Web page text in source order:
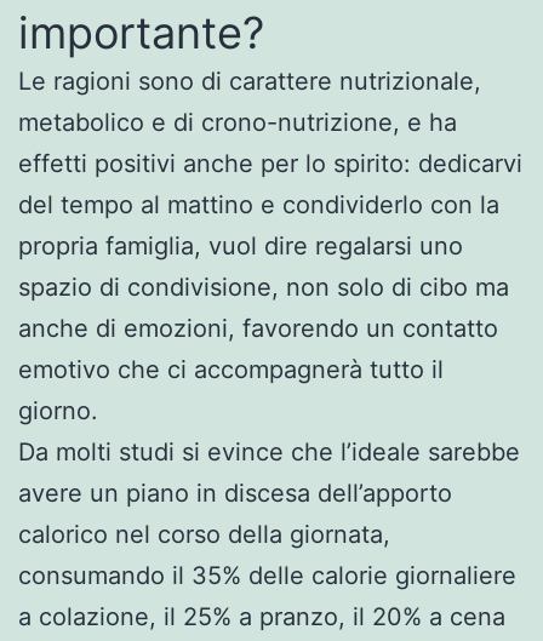
importante?
Le ragioni sono di carattere nutrizionale,
metabolico e di crono-nutrizione, e ha
effetti positivi anche per lo spirito: dedicarvi
del tempo al mattino e condividerlo con la
propria famiglia, vuol dire regalarsi uno
spazio di condivisione, non solo di cibo ma
anche di emozioni, favorendo un contatto
emotivo che ci accompagnerà tutto il
giorno.
Da molti studi si evince che l’ideale sarebbe
avere un piano in discesa dell’apporto
calorico nel corso della giornata,
consumando il 35% delle calorie giornaliere
a colazione, il 25% a pranzo, il 20% a cena